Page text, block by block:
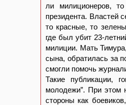
ли милиционеров,
президента. Властей
то красные, то
где был убит 23-
милиции. Мать
сына, обратилась за
смогли помочь
Такие публикации,
молодежи”. При этом
стороны как